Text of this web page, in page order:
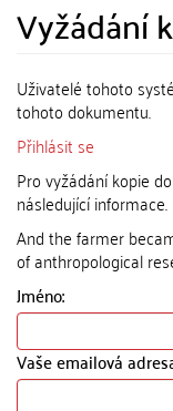
Vyžádání
Uživatelé tohoto
tohoto dokumentu.
Přihlásit se
Pro vyžádání kopie
následující informace.
And the farmer
of anthropological
Jméno:
Vaše emailová